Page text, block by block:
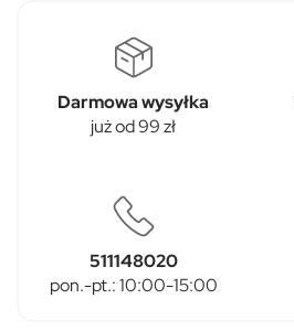
Darmowa wysyłka
już od 99 zł
511148020
pon.-pt.: 10:00-15:00